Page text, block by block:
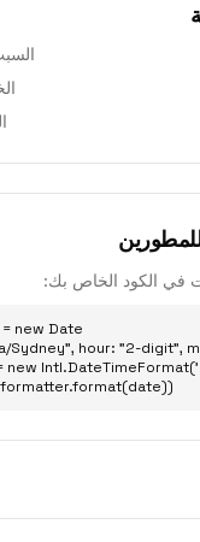
السبت، ٢٣
في الكود الخاص بك: